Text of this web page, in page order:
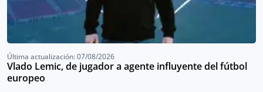
Última actualización: 07/08/2026
Vlado Lemic, de jugador a agente influyente del fútbol
europeo